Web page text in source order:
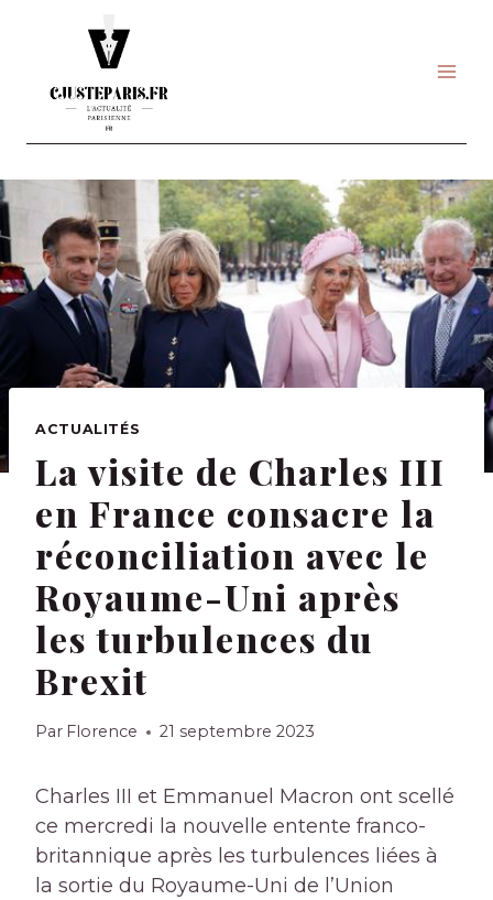
ACTUALITÉS
La visite de Charles III
en France consacre la
réconciliation avec le
Royaume-Uni après
les turbulences du
Brexit
Par Florence 21 septembre 2023
Charles III et Emmanuel Macron ont scellé
ce mercredi la nouvelle entente franco-
britannique après les turbulences liées à
la sortie du Royaume-Uni de l’Union